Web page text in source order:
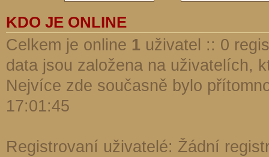
KDO JE ONLINE
Celkem je online 1 uživatel :: 0
data jsou založena na uživatelích,
Nejvíce zde současně bylo
17:01:45
Registrovaní uživatelé: Žádní